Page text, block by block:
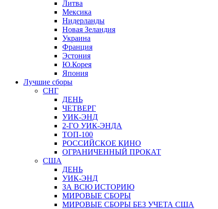
Литва
Мексика
Нидерланды
Новая Зеландия
Украина
Франция
Эстония
Ю.Корея
Япония
Лучшие сборы
СНГ
ДЕНЬ
ЧЕТВЕРГ
УИК-ЭНД
2-ГО УИК-ЭНДА
ТОП-100
РОССИЙСКОЕ КИНО
ОГРАНИЧЕННЫЙ ПРОКАТ
США
ДЕНЬ
УИК-ЭНД
ЗА ВСЮ ИСТОРИЮ
МИРОВЫЕ СБОРЫ
МИРОВЫЕ СБОРЫ БЕЗ УЧЕТА США